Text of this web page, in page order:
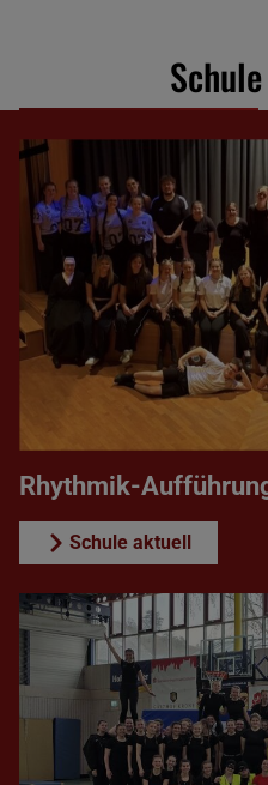
Rhythmik-
Schule aktuell